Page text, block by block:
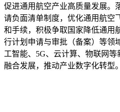
促进通用航空产业高质量发展。
请负面清单制度，优化通用航空
和手续，积极争取国家降低通用
行计划申请与审批（备案）等领
工智能、5G、云计算、物联网
融合发展，推动产业数字化转型